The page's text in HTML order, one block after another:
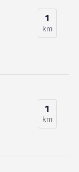
1
km
1
km